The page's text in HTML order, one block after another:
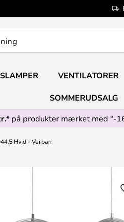
VENTILATORER
SOMMERUDSALG
på produkter mærket med “-
Hvid - Verpan